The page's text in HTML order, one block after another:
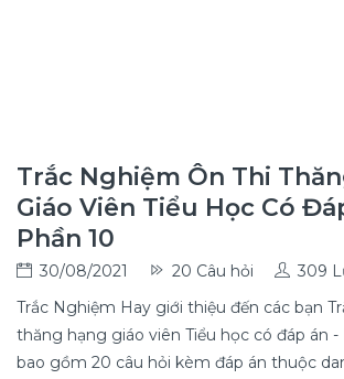
Trắc Nghiệm Ôn Thi
Giáo Viên Tiểu Học Có
Phần 10
30/08/2021 20 Câu hỏi
309
Trắc Nghiệm Hay giới thiệu đến các bạn
thăng hạng giáo viên Tiểu học có đáp án -
bao gồm 20 câu hỏi kèm đáp án thuộc